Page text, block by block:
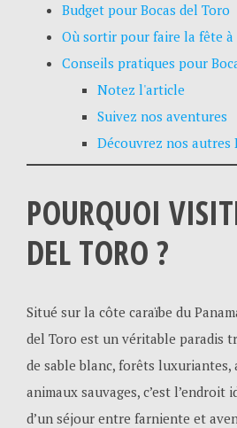
Budget pour Bocas del Toro
Où sortir pour faire la fête à
Conseils pratiques pour
Notez l'article
Suivez nos aventures
Découvrez nos autres
POURQUOI
DEL TORO ?
Situé sur la côte caraïbe du
del Toro est un véritable paradis
de sable blanc, forêts luxuriantes,
animaux sauvages, c’est
d’un séjour entre farniente et